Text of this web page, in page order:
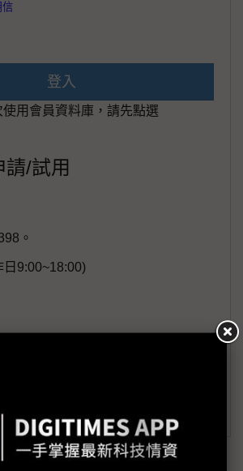
信
登入
用會員資料庫，請先點選
/試用
。
日9:00~18:00)
動版